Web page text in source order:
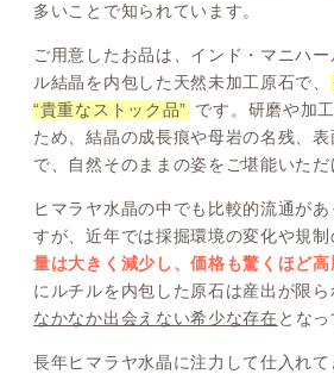
多いことで知られています。
ご用意したお品は、インド・マニハ
ル結晶を内包した天然未加工原石で、
“貴重なストック品” です。研磨や加
ため、結晶の成長痕や母岩の名残、
で、自然そのままの姿をご堪能いただ
ヒマラヤ水晶の中でも比較的流通が
すが、近年では採掘環境の変化や規制
量は大きく減少し、価格も驚くほど高
にルチルを内包した原石は産出が限
なかなか出会えない希少な存在となっ
長年ヒマラヤ水晶に注力して仕入れ